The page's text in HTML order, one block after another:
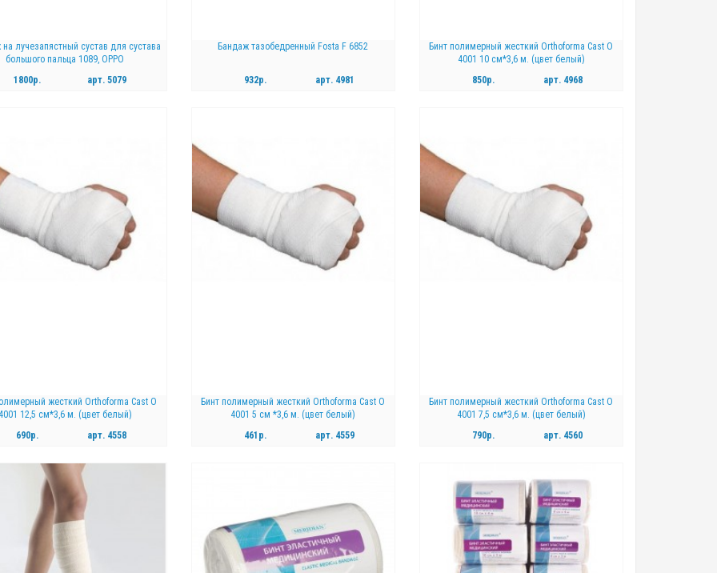
лучезапястный сустав для сустава
большого пальца 1089, OPPO
1800р.
арт.5079
Бандаж тазобедренный Fosta F 6852
932р. арт.4981
Бинт полимерный жесткий Orthoforma Cast O
4001 10 см*3,6 м. (цвет белый)
850р.
арт.4968
жесткий Orthoforma Cast O
12,5 см*3,6 м. (цвет белый)
690р.
арт.4558
Бинт полимерный жесткий Orthoforma Cast O
4001 5 см *3,6 м. (цвет белый)
461р.
арт.4559
Бинт полимерный жесткий Orthoforma Cast O
4001 7,5 см*3,6 м. (цвет белый)
790р.
арт.4560